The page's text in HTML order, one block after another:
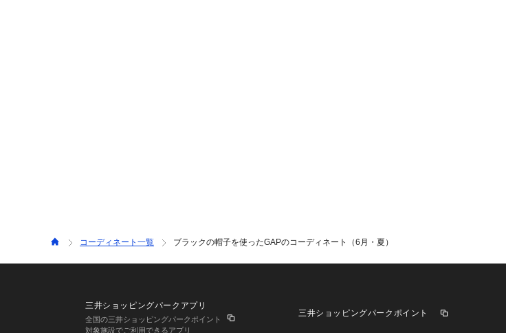
コーディネート一覧 ブラックの帽子を使ったGAPのコーディネート（6月・夏）
三井ショッピングパークアプリ
全国の三井ショッピングパークポイント
対象施設でご利用できるアプリ
三井ショッピングパークポイント